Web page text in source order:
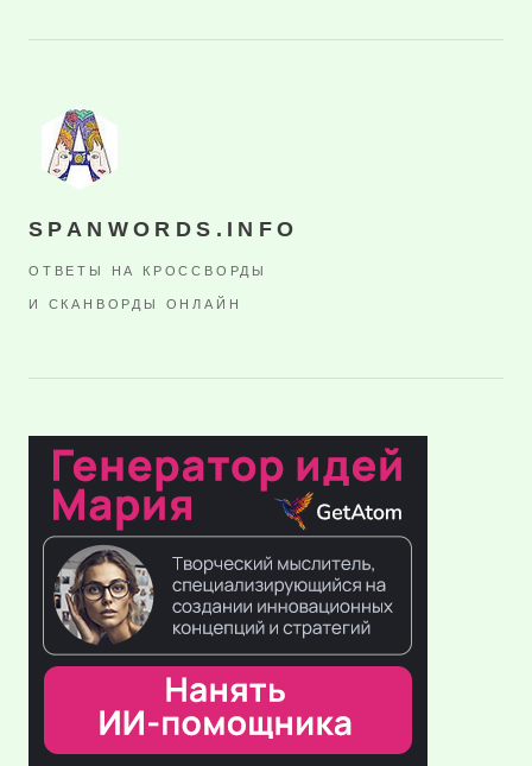
SPANWORDS.INFO
ОТВЕТЫ НА КРОССВОРДЫ
И СКАНВОРДЫ ОНЛАЙН